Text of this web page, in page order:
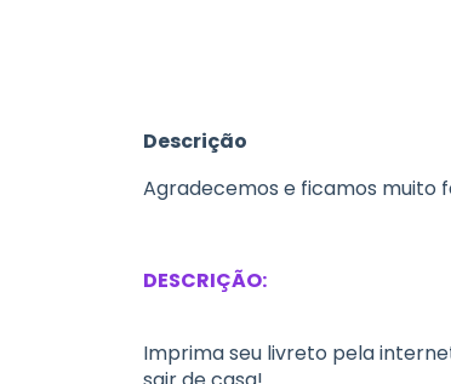
Descrição
Agradecemos e ficamos muito
DESCRIÇÃO:
Imprima seu livreto pela